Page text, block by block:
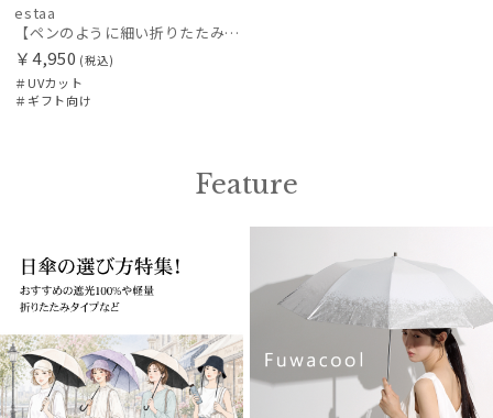
estaa
【ペンのように細い折りたたみ傘】Pitaa pen プレーン55
￥4,950 (税込)
＃UVカット
＃ギフト向け
Feature